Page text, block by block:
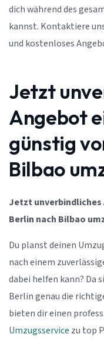
dich während des
kannst. Kontaktiere
und kostenloses
Jetzt
Angebot
günstig
Bilbao
Jetzt unverbindliches
Berlin nach Bilbao
Du planst deinen
nach einem
dabei helfen kann? Da
Berlin genau die
bieten dir einen
Umzugsservice zu top